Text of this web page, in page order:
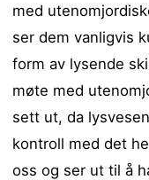
med
ser dem vanligvis
form av lysende
møte med
sett ut, da
kontroll med det
oss og ser ut til å